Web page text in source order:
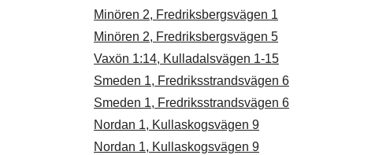
Minören 2, Fredriksbergsvägen 1
Minören 2, Fredriksbergsvägen 5
Vaxön 1:14, Kulladalsvägen 1-15
Smeden 1, Fredriksstrandsvägen 6
Smeden 1, Fredriksstrandsvägen 6
Nordan 1, Kullaskogsvägen 9
Nordan 1, Kullaskogsvägen 9